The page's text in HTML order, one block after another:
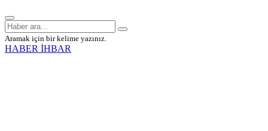
Aramak için bir kelime yazınız.
HABER İHBAR